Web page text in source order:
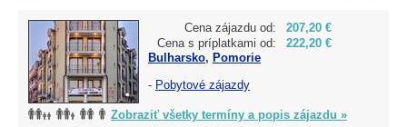
Cena zájazdu od:
207,20 €
Cena s príplatkami od:
222,20 €
Bulharsko, Pomorie
- Pobytové zájazdy
Zobraziť všetky termíny a popis zájazdu »